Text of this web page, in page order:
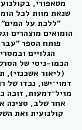
מטאפורי,
שנאת מוות לכל
"ללכת על
הומואים מוצהרים
פותח הספר "עבר
הגלויים
הכמו-ניסי של
(ליאור אשכנזי),
דמוי־ישו, נכדו של
מזיל־דמעות,
אחר שלב, סצינה
קולנועית ואת